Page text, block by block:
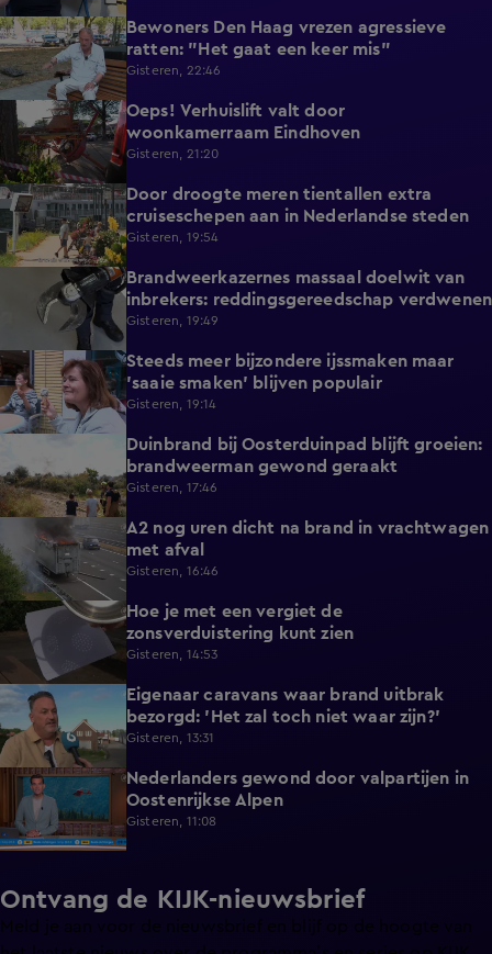
1:54
Bewoners Den Haag vrezen agressieve
ratten: "Het gaat een keer mis"
Gisteren, 22:46
0:58
Oeps! Verhuislift valt door
woonkamerraam Eindhoven
Gisteren, 21:20
2:11
Door droogte meren tientallen extra
cruiseschepen aan in Nederlandse steden
Gisteren, 19:54
Brandweerkazernes massaal doelwit van
inbrekers: reddingsgereedschap verdwenen
Gisteren, 19:49
1:17
Steeds meer bijzondere ijssmaken maar
'saaie smaken' blijven populair
Gisteren, 19:14
Duinbrand bij Oosterduinpad blijft groeien:
brandweerman gewond geraakt
Gisteren, 17:46
A2 nog uren dicht na brand in vrachtwagen
met afval
Gisteren, 16:46
1:21
Hoe je met een vergiet de
zonsverduistering kunt zien
Gisteren, 14:53
2:14
Eigenaar caravans waar brand uitbrak
bezorgd: 'Het zal toch niet waar zijn?'
Gisteren, 13:31
0:34
Nederlanders gewond door valpartijen in
Oostenrijkse Alpen
Gisteren, 11:08
Ontvang de KIJK-nieuwsbrief
Meld je aan voor de nieuwsbrief en blijf op de hoogte van